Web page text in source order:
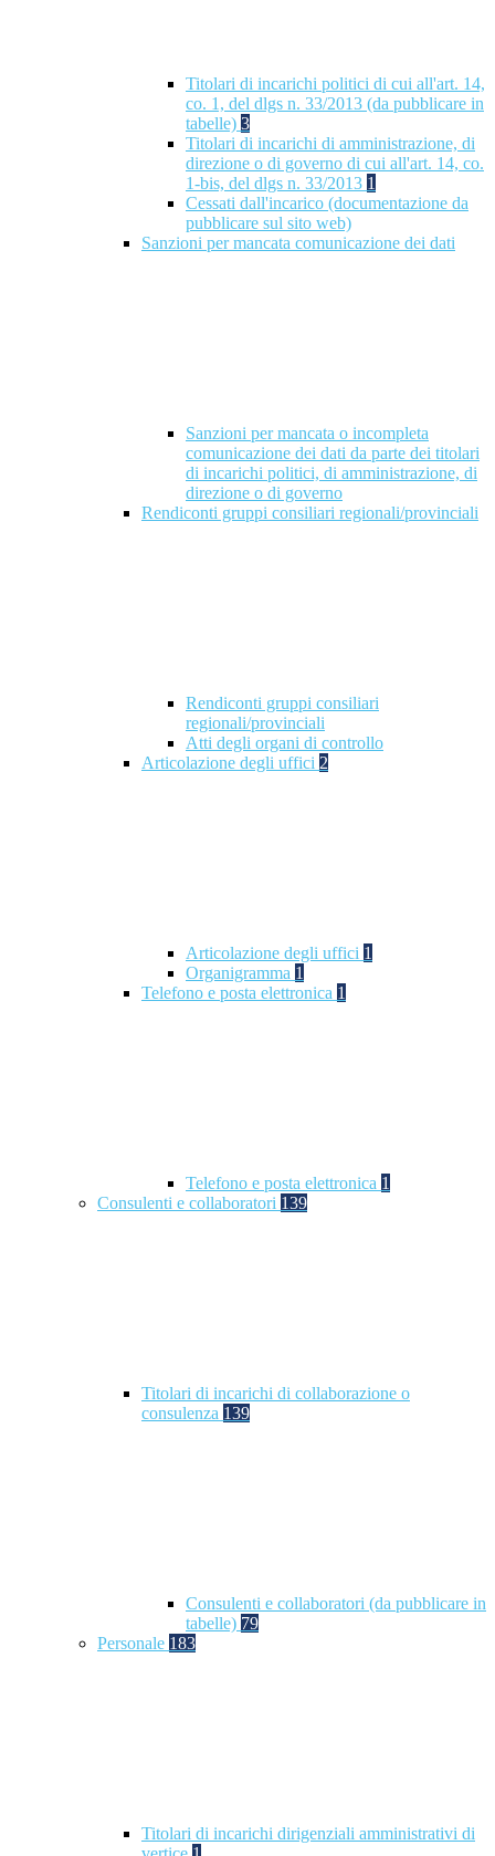
Titolari di incarichi politici di cui all'art. 14,
co. 1, del dlgs n. 33/2013 (da pubblicare in
tabelle) 3
Titolari di incarichi di amministrazione, di
direzione o di governo di cui all'art. 14, co.
1-bis, del dlgs n. 33/2013 1
Cessati dall'incarico (documentazione da
pubblicare sul sito web)
Sanzioni per mancata comunicazione dei dati
Sanzioni per mancata o incompleta
comunicazione dei dati da parte dei titolari
di incarichi politici, di amministrazione, di
direzione o di governo
Rendiconti gruppi consiliari regionali/provinciali
Rendiconti gruppi consiliari
regionali/provinciali
Atti degli organi di controllo
Articolazione degli uffici 2
Articolazione degli uffici 1
Organigramma 1
Telefono e posta elettronica 1
Telefono e posta elettronica 1
Consulenti e collaboratori 139
Titolari di incarichi di collaborazione o
consulenza 139
Consulenti e collaboratori (da pubblicare in
tabelle) 79
Personale 183
Titolari di incarichi dirigenziali amministrativi di